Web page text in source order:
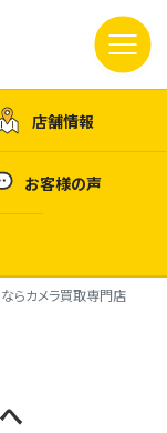
店舗情報
お客様の声
らカメラ買取専門店